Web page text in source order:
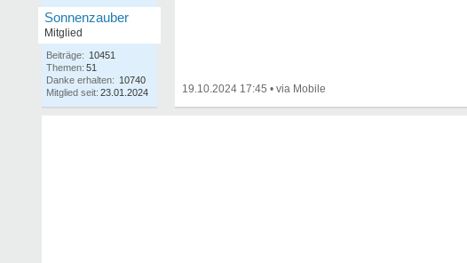
Sonnenzauber
Mitglied
Beiträge: 10451
Themen: 51
Danke erhalten: 10740
Mitglied seit: 23.01.2024 19.10.2024 17:45 •